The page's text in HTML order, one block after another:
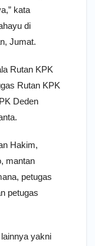
kata
di
Jumat.
Rutan KPK
Rutan KPK
Deden
Hakim,
mantan
petugas
petugas
yakni